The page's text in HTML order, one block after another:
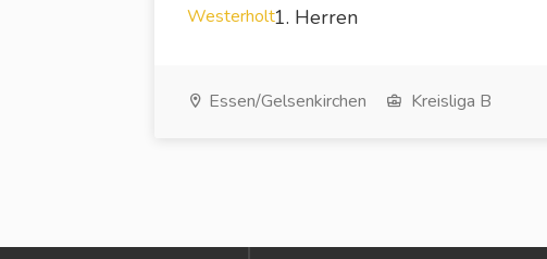
1. Herren
Essen/Gelsenkirchen Kreisliga B